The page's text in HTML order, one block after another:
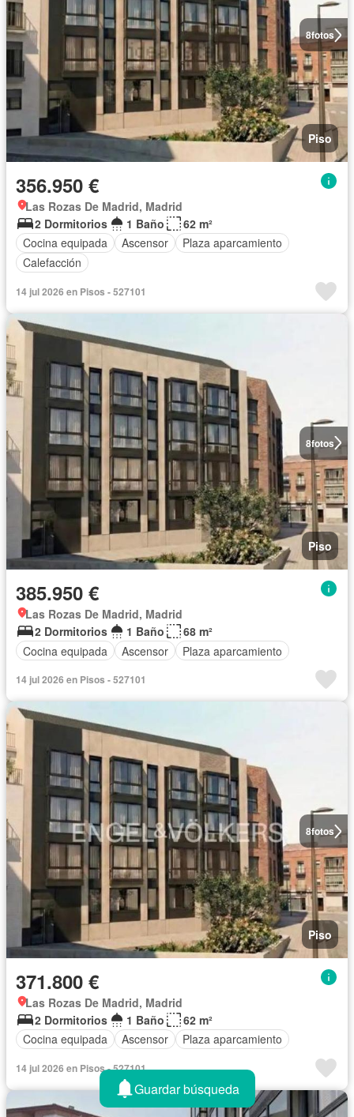
8fotos
Piso
356.950 €
Las Rozas De Madrid, Madrid
2 Dormitorios
1 Baño
62 m²
Cocina equipada
Ascensor
Plaza aparcamiento
Calefacción
14 jul 2026 en Pisos - 527101
8fotos
Piso
385.950 €
Las Rozas De Madrid, Madrid
2 Dormitorios
1 Baño
68 m²
Cocina equipada
Ascensor Plaza aparcamiento
14 jul 2026 en Pisos - 527101
8fotos
Piso
371.800 €
Las Rozas De Madrid, Madrid
2 Dormitorios
1 Baño
62 m²
Cocina equipada
Ascensor Plaza aparcamiento
14 jul 2026 en Pisos - 527101
Guardar búsqueda